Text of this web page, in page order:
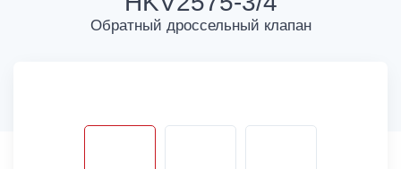
Обратный дроссельный клапан